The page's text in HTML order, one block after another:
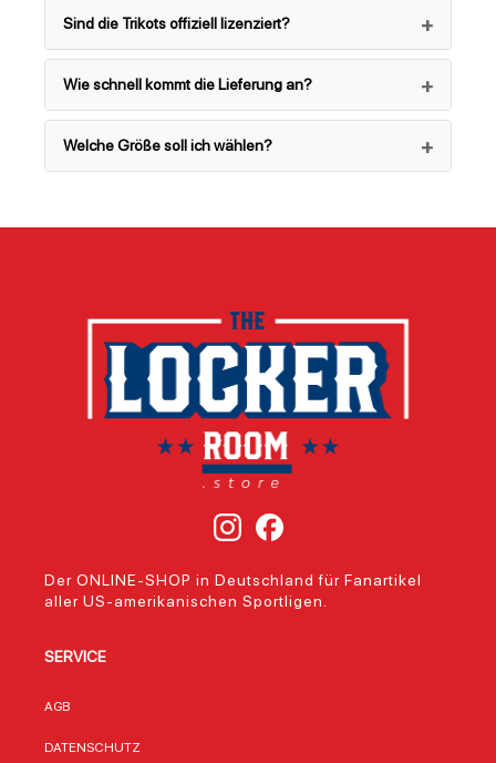
Sind die Trikots offiziell lizenziert?
Wie schnell kommt die Lieferung an?
Welche Größe soll ich wählen?
Der ONLINE-SHOP in Deutschland für Fanartikel
aller US-amerikanischen Sportligen.
SERVICE
AGB
DATENSCHUTZ